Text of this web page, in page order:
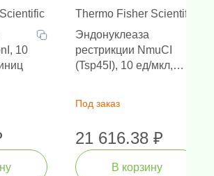
10
Thermo Fisher Scientific
Эндонуклеаза
рестрикции NmuCI
(Tsp45I), 10 ед/мкл,
Под заказ
21 616.38 ₽
В корзину